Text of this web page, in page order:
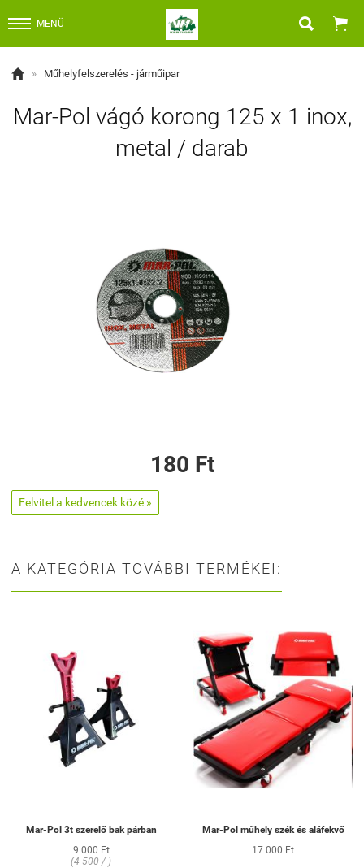
MENÜ  
 » Műhelyfelszerelés - járműipar
Mar-Pol vágó korong 125 x 1 inox,
metal / darab
180 Ft
Felvitel a kedvencek közé »
A KATEGÓRIA TOVÁBBI TERMÉKEI:
Mar-Pol 3t szerelő bak párban
9 000 Ft
(4 500 / )
Mar-Pol műhely szék és aláfekvő
17 000 Ft